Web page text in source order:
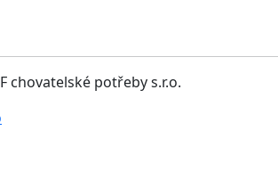
chovatelské potřeby s.r.o.